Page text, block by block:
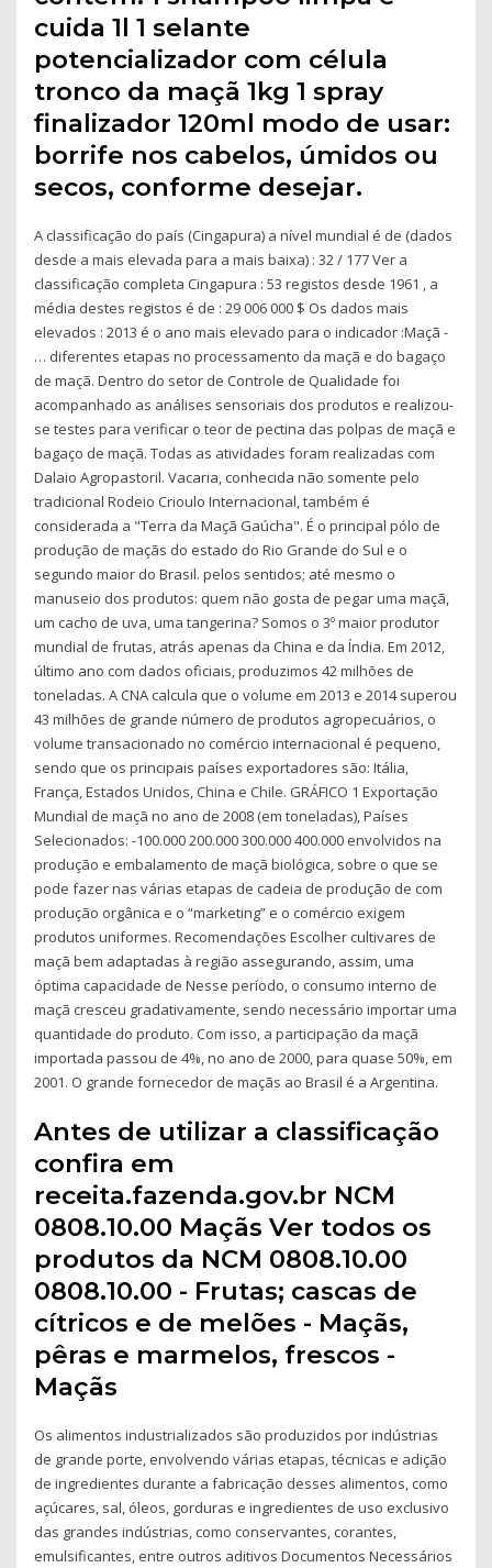
cuida 1l 1 selante
potencializador com célula
tronco da maçã 1kg 1 spray
finalizador 120ml modo de usar:
borrife nos cabelos, úmidos ou
secos, conforme desejar.
A classificação do país (Cingapura) a nível mundial é de (dados
desde a mais elevada para a mais baixa) : 32 / 177 Ver a
classificação completa Cingapura : 53 registos desde 1961 , a
média destes registos é de : 29 006 000 $ Os dados mais
elevados : 2013 é o ano mais elevado para o indicador :Maçã -
… diferentes etapas no processamento da maçã e do bagaço
de maçã. Dentro do setor de Controle de Qualidade foi
acompanhado as análises sensoriais dos produtos e realizou-
se testes para verificar o teor de pectina das polpas de maçã e
bagaço de maçã. Todas as atividades foram realizadas com
Dalaio Agropastoril. Vacaria, conhecida não somente pelo
tradicional Rodeio Crioulo Internacional, também é
considerada a "Terra da Maçã Gaúcha". É o principal pólo de
produção de maçãs do estado do Rio Grande do Sul e o
segundo maior do Brasil. pelos sentidos; até mesmo o
manuseio dos produtos: quem não gosta de pegar uma maçã,
um cacho de uva, uma tangerina? Somos o 3º maior produtor
mundial de frutas, atrás apenas da China e da Índia. Em 2012,
último ano com dados oficiais, produzimos 42 milhões de
toneladas. A CNA calcula que o volume em 2013 e 2014 superou
43 milhões de grande número de produtos agropecuários, o
volume transacionado no comércio internacional é pequeno,
sendo que os principais países exportadores são: Itália,
França, Estados Unidos, China e Chile. GRÁFICO 1 Exportação
Mundial de maçã no ano de 2008 (em toneladas), Países
Selecionados: -100.000 200.000 300.000 400.000 envolvidos na
produção e embalamento de maçã biológica, sobre o que se
pode fazer nas várias etapas de cadeia de produção de com
produção orgânica e o “marketing” e o comércio exigem
produtos uniformes. Recomendações Escolher cultivares de
maçã bem adaptadas à região assegurando, assim, uma
óptima capacidade de Nesse período, o consumo interno de
maçã cresceu gradativamente, sendo necessário importar uma
quantidade do produto. Com isso, a participação da maçã
importada passou de 4%, no ano de 2000, para quase 50%, em
2001. O grande fornecedor de maçãs ao Brasil é a Argentina.
Antes de utilizar a classificação
confira em
receita.fazenda.gov.br NCM
0808.10.00 Maçãs Ver todos os
produtos da NCM 0808.10.00
0808.10.00 - Frutas; cascas de
cítricos e de melões - Maçãs,
pêras e marmelos, frescos -
Maçãs
Os alimentos industrializados são produzidos por indústrias
de grande porte, envolvendo várias etapas, técnicas e adição
de ingredientes durante a fabricação desses alimentos, como
açúcares, sal, óleos, gorduras e ingredientes de uso exclusivo
das grandes indústrias, como conservantes, corantes,
emulsificantes, entre outros aditivos Documentos Necessários